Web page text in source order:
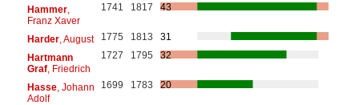
Hammer,
Franz Xaver
1741 1817 43
Harder, August 1775 1813
31
Hartmann
Graf, Friedrich
1727 1795 32
Hasse, Johann
Adolf
1699 1783 20